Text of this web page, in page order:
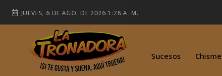
JUEVES, 6 DE AGO. DE 2026 1:28 A. M.
Sucesos